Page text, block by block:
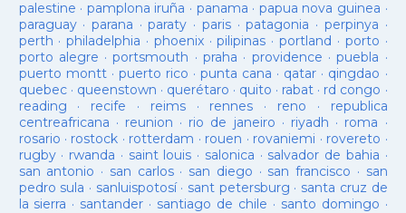
palestine · pamplona iruña · panama · papua nova guinea ·
paraguay· parana ·paraty · paris·patagonia · perpinya ·
perth ·philadelphia · phoenix·pilipinas ·portland · porto ·
porto alegre ·portsmouth ·praha · providence ·puebla ·
puerto montt· puerto rico ·punta cana · qatar · qingdao ·
quebec· queenstown · querétaro · quito · rabat · rd congo ·
reading · recife · reims· rennes · reno · republica
centreafricana · reunion · rio de janeiro · riyadh · roma ·
rosario · rostock · rotterdam · rouen · rovaniemi · rovereto ·
rugby· rwanda · saint louis · salonica · salvador de bahia ·
san antonio · san carlos· san diego · san francisco · san
pedro sula · sanluispotosí· sant petersburg · santa cruz de
la sierra · santander · santiago de chile · santo domingo ·